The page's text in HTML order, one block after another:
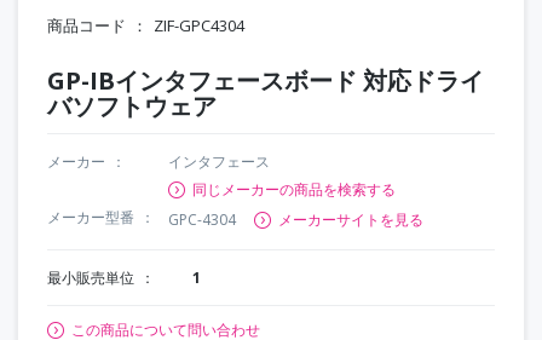
商品コード ZIF-GPC4304
GP-IBインタフェースボード 対応ドライ
バソフトウェア
メーカー
インタフェース
同じメーカーの商品を検索する
メーカー型番
GPC-4304 メーカーサイトを見る
最小販売単位 1
この商品について問い合わせ